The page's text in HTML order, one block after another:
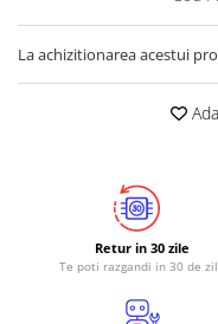
La achizitionarea acestui
Retur in 30 zile
Te poti razgandi in 30 de